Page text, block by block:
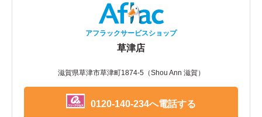
アフラックサービスショップ
草津店
滋賀県草津市草津町1874-5（Shou Ann 滋賀）
0120-140-234へ電話する